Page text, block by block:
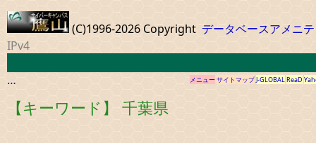
(C)1996-2026 Copyright データベースアメニ
IPv4
… メニューサイトマップJ-GLOBALReaD
【キーワード】 千葉県